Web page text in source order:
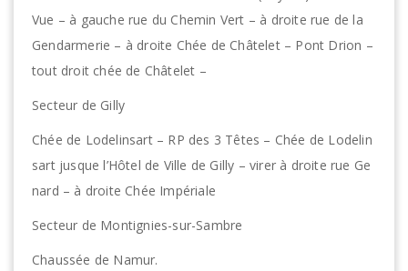
Vue – à gauche rue du Chemin Vert – à droite rue de la
Gendarmerie – à droite Chée de Châtelet – Pont Drion –
tout droit chée de Châtelet –
Secteur de Gilly
Chée de Lodelinsart – RP des 3 Têtes – Chée de Lodelin
sart jusque l’Hôtel de Ville de Gilly – virer à droite rue Ge
nard – à droite Chée Impériale
Secteur de Montignies-sur-Sambre
Chaussée de Namur.